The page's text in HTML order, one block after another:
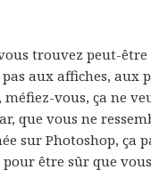
trouvez peut-être
aux affiches, aux
méfiez-vous, ça ne
que vous ne
sur Photoshop, ça
être sûr que